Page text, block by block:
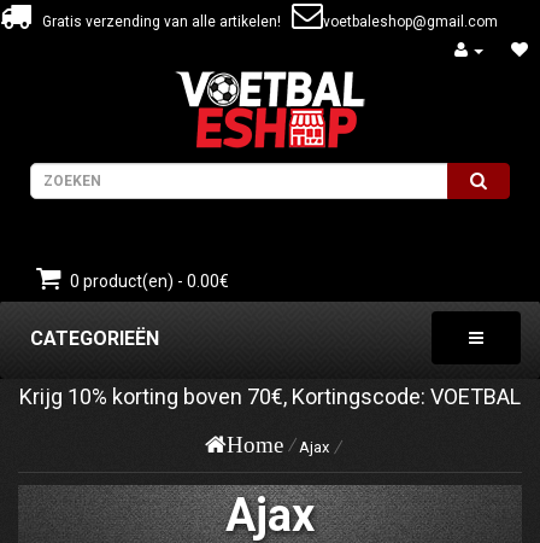
Gratis verzending van alle artikelen! voetbaleshop@gmail.com
0 product(en) - 0.00€
CATEGORIEËN
Krijg 10% korting boven 70€, Kortingscode: VOETBAL
Home Ajax
Ajax